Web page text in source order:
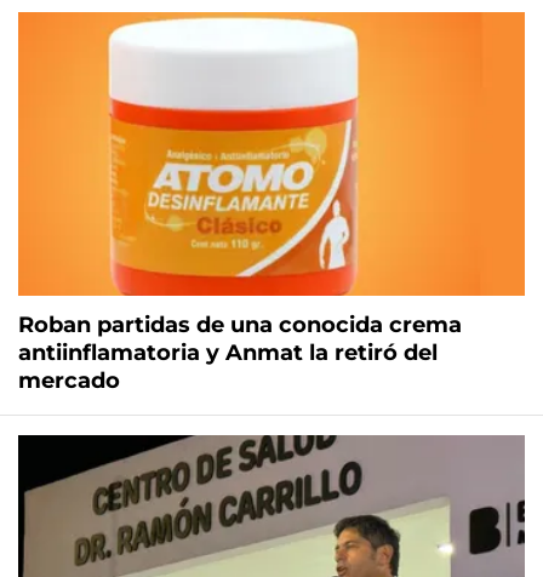
Roban partidas de una conocida crema
antiinflamatoria y Anmat la retiró del
mercado